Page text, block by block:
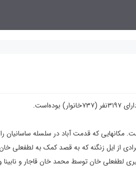
که قدمت آباد در سلسله ساسانیان
از ایل زنگنه که به قصد کمک به لطفعلی
لطفعلی خان توسط محمد خان قاجار و